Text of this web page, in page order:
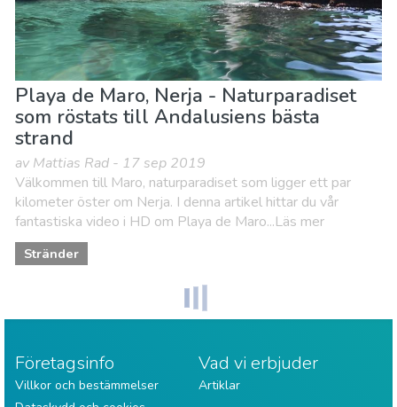
Playa de Maro, Nerja - Naturparadiset
som röstats till Andalusiens bästa
strand
av Mattias Rad - 17 sep 2019
Välkommen till Maro, naturparadiset som ligger ett par
kilometer öster om Nerja. I denna artikel hittar du vår
fantastiska video i HD om Playa de Maro...Läs mer
Stränder
Företagsinfo
Villkor och bestämmelser
Vad vi erbjuder
Artiklar